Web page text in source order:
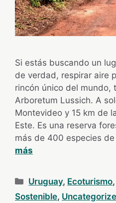
Si estás buscando un
de verdad, respirar aire
rincón único del mundo,
Arboretum Lussich. A
Montevideo y 15 km de
Este. Es una reserva
más de 400 especies
más
Categorías
Uruguay, Ecoturismo
Sostenible,